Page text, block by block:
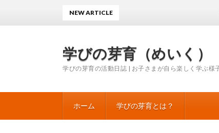
学びの芽育（めいく）
学びの芽育の活動日誌 | お子さまが自ら楽しく学ぶ様
ホーム 学びの芽育とは？
NEW ARTICLE 【C芽